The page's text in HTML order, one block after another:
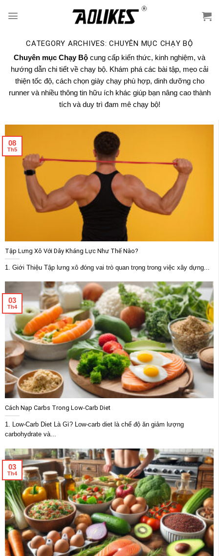
CATEGORY ARCHIVES:CHUYÊN MỤC CHẠY BỘ
Chuyên mục Chạy Bộ cung cấp kiến thức, kinh nghiệm, và
hướng dẫn chi tiết về chạy bộ. Khám phá các bài tập, mẹo cải
thiện tốc độ, cách chọn giày chạy phù hợp, dinh dưỡng cho
runner và nhiều thông tin hữu ích khác giúp bạn nâng cao thành
tích và duy trì đam mê chạy bộ!
Tập Lưng Xô Với Dây Kháng Lực Như Thế Nào?
1. Giới Thiệu Tập lưng xô đóng vai trò quan trọng trong việc xây dựng...
08
Th5
Cách Nạp Carbs Trong Low-Carb Diet
1. Low-Carb Diet Là Gì? Low-carb diet là chế độ ăn giảm lượng
carbohydrate và...
03
Th4
03
Th4